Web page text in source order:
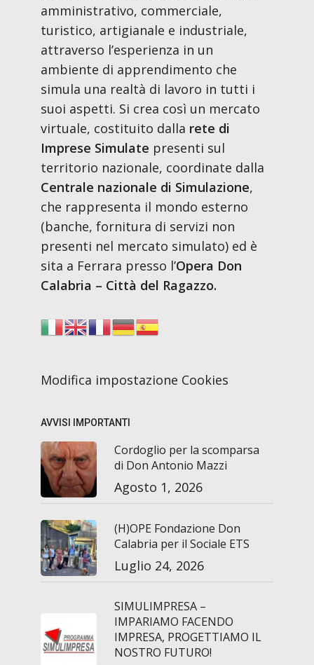
amministrativo, commerciale,
turistico, artigianale e industriale,
attraverso l’esperienza in un
ambiente di apprendimento che
simula una realtà di lavoro in tutti i
suoi aspetti. Si crea così un mercato
virtuale, costituito dalla rete di
Imprese Simulate presenti sul
territorio nazionale, coordinate dalla
Centrale nazionale di Simulazione,
che rappresenta il mondo esterno
(banche, fornitura di servizi non
presenti nel mercato simulato) ed è
sita a Ferrara presso l’Opera Don
Calabria – Città del Ragazzo.
Modifica impostazione Cookies
AVVISI IMPORTANTI
Cordoglio per la scomparsa
di Don Antonio Mazzi
Agosto 1, 2026
(H)OPE Fondazione Don
Calabria per il Sociale ETS
Luglio 24, 2026
SIMULIMPRESA –
IMPARIAMO FACENDO
IMPRESA, PROGETTIAMO IL
NOSTRO FUTURO!